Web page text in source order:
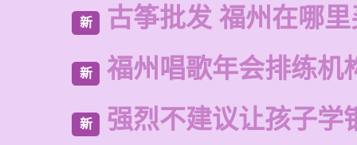
新 古筝批发 福州在哪
新 福州唱歌年会排练机
新 强烈不建议让孩子学